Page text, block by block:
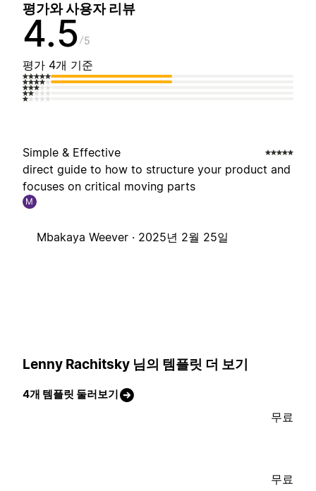
평가와 사용자 리뷰
4.5 5
평가 4개 기준
Simple & Effective
direct guide to how to structure your product and
focuses on critical moving parts
M
Mbakaya Weever · 2025년 2월 25일
Lenny Rachitsky 님의 템플릿 더 보기
4개 템플릿 둘러보기
무료
무료